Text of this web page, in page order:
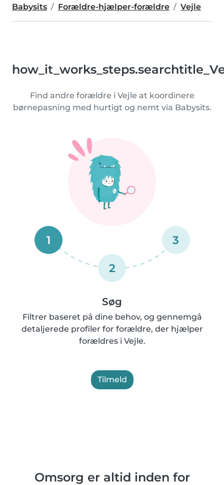
Babysits Forældre-hjælper-forældre Vejle
Find andre forældre i Vejle at koordinere
børnepasning med hurtigt og nemt via Babysits.
1
2
3
Søg
Filtrer baseret på dine behov, og gennemgå
detaljerede profiler for forældre, der hjælper
forældres i Vejle.
Tilmeld
Omsorg er altid inden for